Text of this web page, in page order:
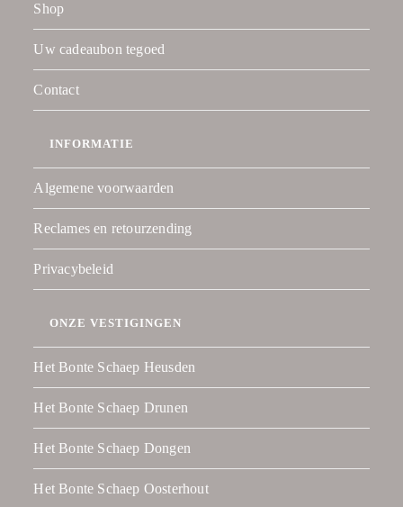
Shop
Uw cadeaubon tegoed
Contact
INFORMATIE
Algemene voorwaarden
Reclames en retourzending
Privacybeleid
ONZE VESTIGINGEN
Het Bonte Schaep Heusden
Het Bonte Schaep Drunen
Het Bonte Schaep Dongen
Het Bonte Schaep Oosterhout